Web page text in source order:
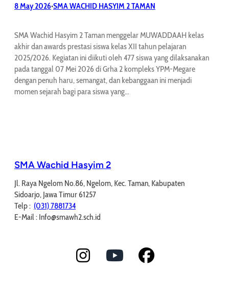
8 May 2026•SMA WACHID HASYIM 2 TAMAN
SMA Wachid Hasyim 2 Taman menggelar MUWADDAAH kelas
akhir dan awards prestasi siswa kelas XII tahun pelajaran
2025/2026. Kegiatan ini diikuti oleh 477 siswa yang dilaksanakan
pada tanggal 07 Mei 2026 di Grha 2 kompleks YPM-Megare
dengan penuh haru, semangat, dan kebanggaan ini menjadi
momen sejarah bagi para siswa yang…
SMA Wachid Hasyim 2
Jl. Raya Ngelom No.86, Ngelom, Kec. Taman, Kabupaten
Sidoarjo, Jawa Timur 61257
Telp : (031) 7881734
E-Mail : Info@smawh2.sch.id